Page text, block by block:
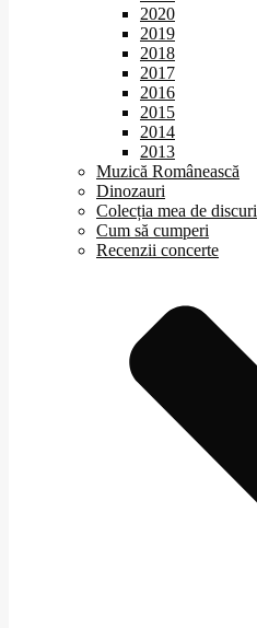
2020
2019
2018
2017
2016
2015
2014
2013
Muzică Românească
Dinozauri
Colecția mea de discuri
Cum să cumperi
Recenzii concerte